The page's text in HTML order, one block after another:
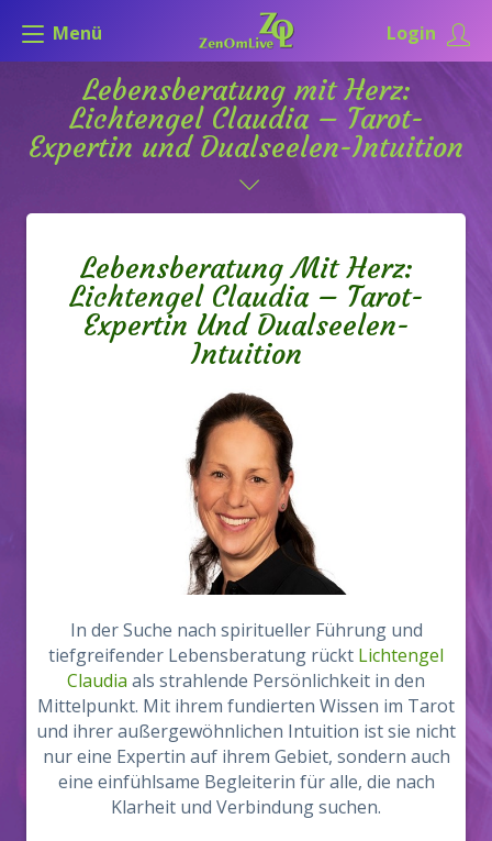
Menü Login
Lebensberatung mit Herz:
Lichtengel Claudia – Tarot-
Expertin und Dualseelen-Intuition
Lebensberatung Mit Herz:
Lichtengel Claudia – Tarot-
Expertin Und Dualseelen-
Intuition
In der Suche nach spiritueller Führung und
tiefgreifender Lebensberatung rückt Lichtengel
Claudia als strahlende Persönlichkeit in den
Mittelpunkt. Mit ihrem fundierten Wissen im Tarot
und ihrer außergewöhnlichen Intuition ist sie nicht
nur eine Expertin auf ihrem Gebiet, sondern auch
eine einfühlsame Begleiterin für alle, die nach
Klarheit und Verbindung suchen.